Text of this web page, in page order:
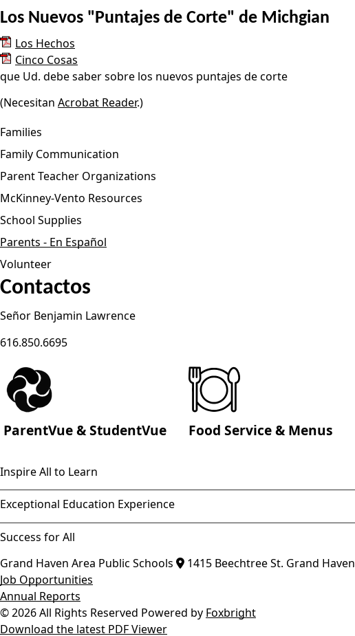
Los Nuevos "Puntajes de Corte" de Michgian
Los Hechos
Cinco Cosas
que Ud. debe saber sobre los nuevos puntajes de corte
(Necesitan Acrobat Reader.)
Families
Family Communication
Parent Teacher Organizations
McKinney-Vento Resources
School Supplies
Parents - En Español
Volunteer
Contactos
Señor Benjamin Lawrence
616.850.6695
ParentVue & StudentVue Food Service & Menus
Inspire All to Learn
Exceptional Education Experience
Success for All
Grand Haven Area Public Schools
1415 Beechtree St. Grand Haven
Job Opportunities
Annual Reports
© 2026 All Rights Reserved Powered by Foxbright
Download the latest PDF Viewer